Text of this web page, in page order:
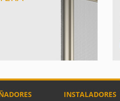
INSTALADORES